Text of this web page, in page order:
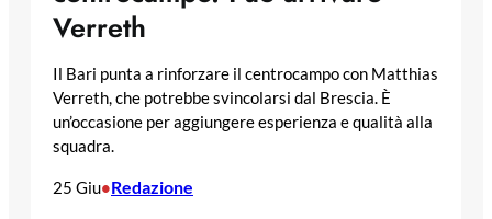
Verreth
Il Bari punta a rinforzare il centrocampo con Matthias
Verreth, che potrebbe svincolarsi dal Brescia. È
un’occasione per aggiungere esperienza e qualità alla
squadra.
25 Giu•Redazione